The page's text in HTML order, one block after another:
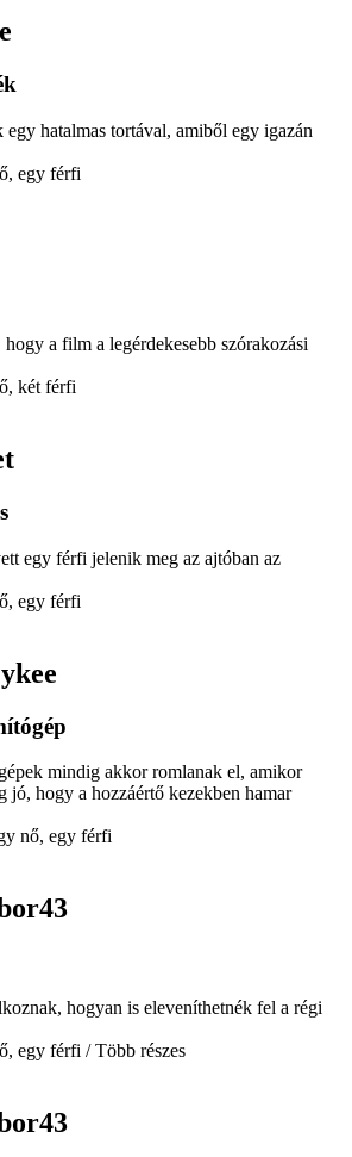
hatalmas tortával, amiből egy igazán
egy férfi
a film a legérdekesebb szórakozási
két férfi
egy férfi jelenik meg az ajtóban az
egy férfi
mindig akkor romlanak el, amikor
jó, hogy a hozzáértő kezekben hamar
nő, egy férfi
hogyan is eleveníthetnék fel a régi
egy férfi / Több részes